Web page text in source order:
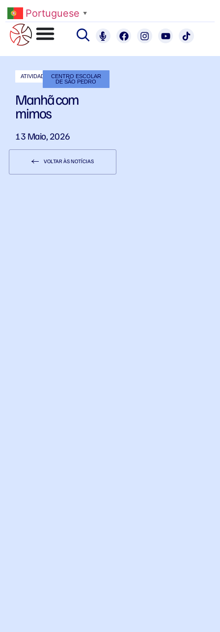
Portuguese ▼
ATIVIDADESCENTRO ESCOLAR
DE SÃO PEDRO
Manhã com
mimos
13 Maio, 2026
VOLTAR ÀS NOTÍCIAS